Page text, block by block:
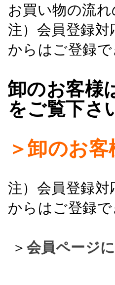
お買い物の流
注）会員登録
からはご登録で
卸のお客様
をご覧下さ
＞卸のお
注）会員登録
からはご登録で
＞ 会員ページ